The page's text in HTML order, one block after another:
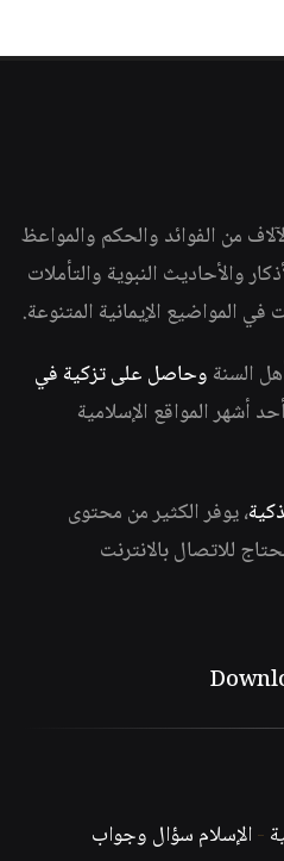
من الفوائد والحكم والمواعظ
والأحاديث النبوية والتأملات
في المواضيع الإيمانية المتنوعة.
السنة وحاصل على تزكية في
أشهر المواقع الإسلامية
، يوفر الكثير من محتوى
للاتصال بالانترنت
-الإسلام سؤال وجواب